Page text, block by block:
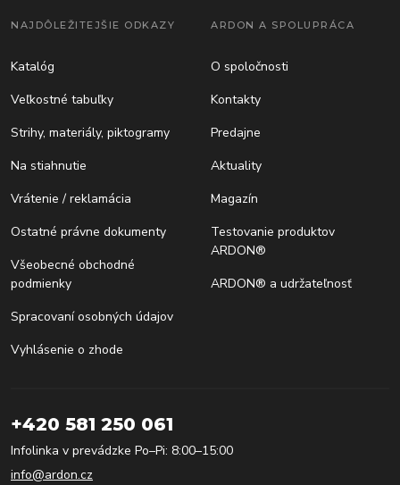
NAJDÔLEŽITEJŠIE ODKAZY
Katalóg
Veľkostné tabuľky
Strihy, materiály, piktogramy
Na stiahnutie
Vrátenie / reklamácia
Ostatné právne dokumenty
Všeobecné obchodné
podmienky
Spracovaní osobných údajov
Vyhlásenie o zhode
ARDON A SPOLUPRÁCA
O spoločnosti
Kontakty
Predajne
Aktuality
Magazín
Testovanie produktov
ARDON®
ARDON® a udržateľnosť
+420 581 250 061
Infolinka v prevádzke Po–Pi: 8:00–15:00
info@ardon.cz